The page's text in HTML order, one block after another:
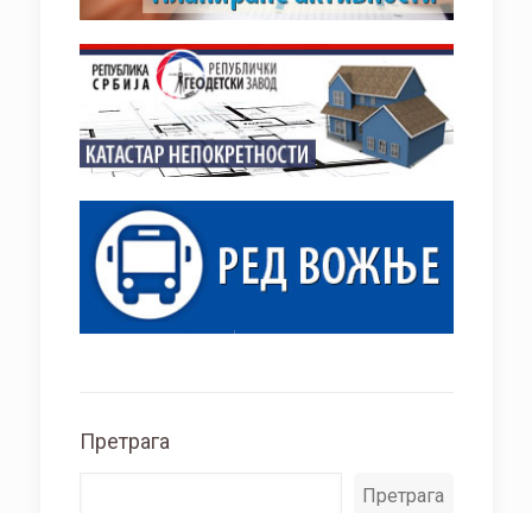
Претрага
Претрага